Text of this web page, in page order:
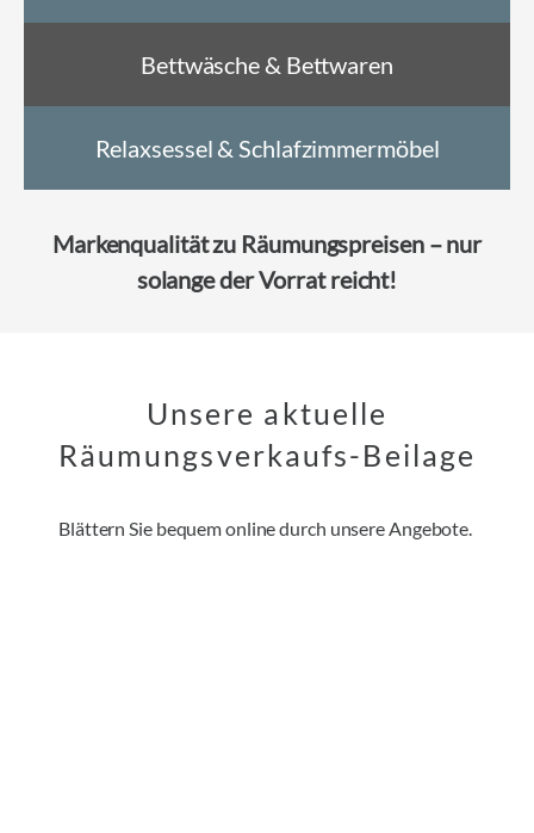
Bettwäsche & Bettwaren
Relaxsessel & Schlafzimmermöbel
Markenqualität zu Räumungspreisen – nur
solange der Vorrat reicht!
Unsere aktuelle
Räumungsverkaufs-Beilage
Blättern Sie bequem online durch unsere Angebote.